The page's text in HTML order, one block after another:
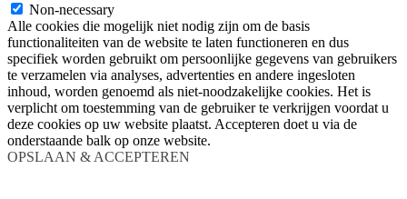
Non-necessary
Alle cookies die mogelijk niet nodig zijn om de basis
functionaliteiten van de website te laten functioneren en dus
specifiek worden gebruikt om persoonlijke gegevens van gebruikers
te verzamelen via analyses, advertenties en andere ingesloten
inhoud, worden genoemd als niet-noodzakelijke cookies. Het is
verplicht om toestemming van de gebruiker te verkrijgen voordat u
deze cookies op uw website plaatst. Accepteren doet u via de
onderstaande balk op onze website.
OPSLAAN & ACCEPTEREN